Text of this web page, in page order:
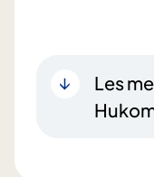
Les